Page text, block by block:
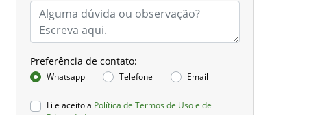
Preferência de contato:
Whatsapp Telefone Email
Li e aceito a Política de Termos de Uso e de